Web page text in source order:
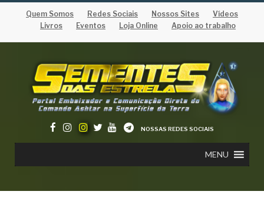
Quem Somos Redes Sociais Nossos Sites
Vídeos
Livros
Eventos Loja Online Apoio ao trabalho
NOSSAS REDES SOCIAIS
MENU